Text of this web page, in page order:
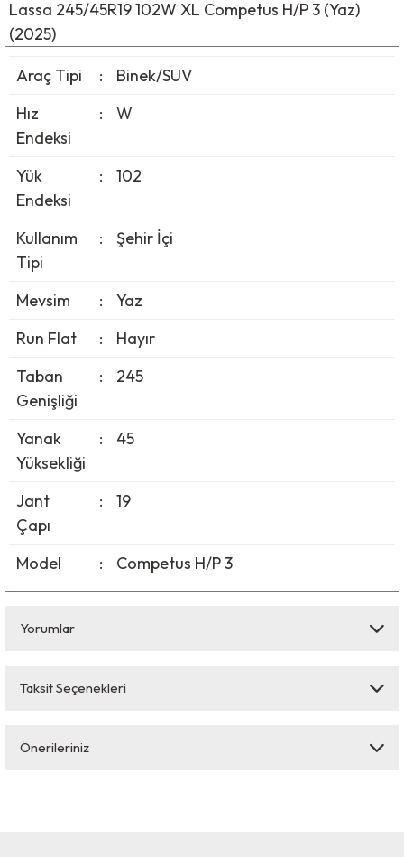
Lassa 245/45R19 102W XL Competus H/P 3 (Yaz)
(2025)
Araç Tipi
:
Binek/SUV
Hız
Endeksi
: W
Yük
Endeksi
: 102
Kullanım
Tipi
: Şehir İçi
Mevsim :
Yaz
Run Flat
:
Hayır
Taban
Genişliği
: 245
Yanak
Yüksekliği
: 45
Jant
Çapı
: 19
Model : Competus H/P 3
Yorumlar
Bu ürüne ilk yorumu siz yapın!
Taksit Seçenekleri
Önerileriniz